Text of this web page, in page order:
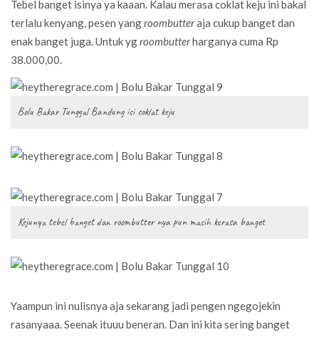
Tebel banget isinya ya kaaan. Kalau merasa coklat keju ini bakal
terlalu kenyang, pesen yangroombutteraja cukup banget dan
enak banget juga. Untuk ygroombutterharganya cuma Rp
38.000,00.
Bolu Bakar Tunggal Bandung isi coklat keju
Kejunya tebel banget dan roombutter nya pun masih kerasa banget
Yaampun ini nulisnya aja sekarang jadi pengen ngegojekin
rasanyaaa. Seenak ituuu beneran. Dan ini kita sering banget